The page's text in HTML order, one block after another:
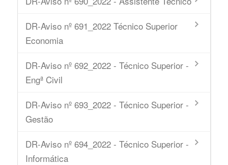
DR-Aviso nº 691_2022 Técnico Superior
Economia
DR-Aviso nº 692_2022 - Técnico Superior -
Engª Civil
DR-Aviso nº 693_2022 - Técnico Superior -
Gestão
DR-Aviso nº 694_2022 - Técnico Superior -
Informática